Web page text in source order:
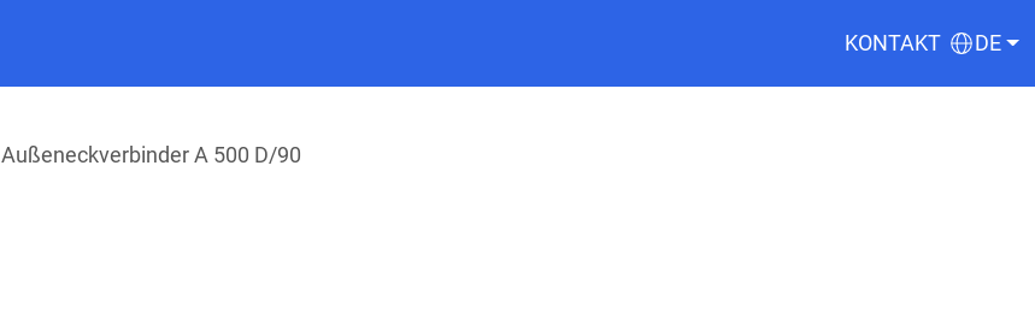
KONTAKT DE
Außeneckverbinder A 500 D/90